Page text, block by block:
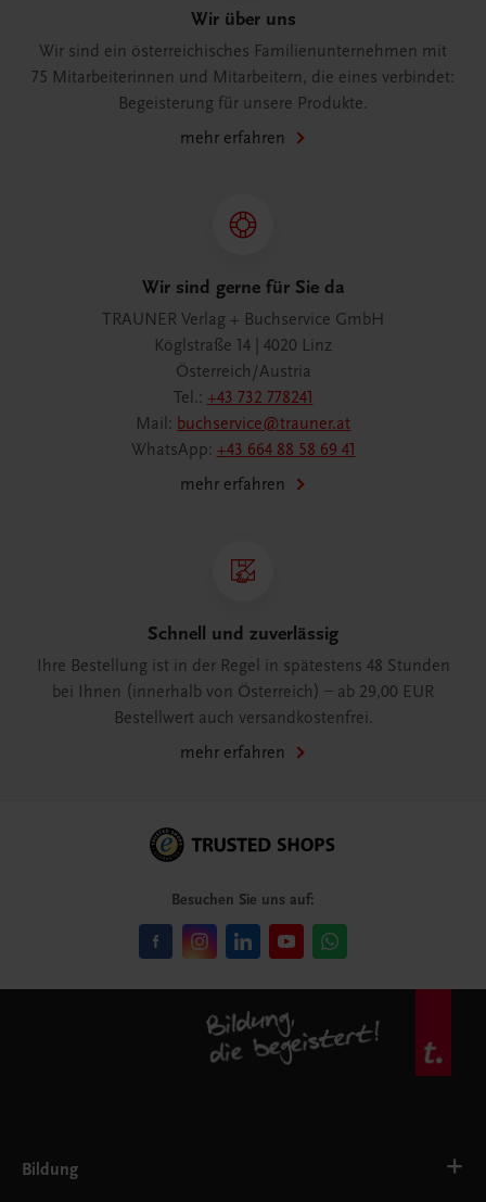
Wir über uns
Wir sind ein österreichisches Familienunternehmen mit
75 Mitarbeiterinnen und Mitarbeitern, die eines verbindet:
Begeisterung für unsere Produkte.
mehr erfahren
Wir sind gerne für Sie da
TRAUNER Verlag + Buchservice GmbH
Köglstraße 14 | 4020 Linz
Österreich/Austria
Tel.: +43 732 778241
Mail: buchservice@trauner.at
WhatsApp: +43 664 88 58 69 41
mehr erfahren
Schnell und zuverlässig
Ihre Bestellung ist in der Regel in spätestens 48 Stunden
bei Ihnen (innerhalb von Österreich) – ab 29,00 EUR
Bestellwert auch versandkostenfrei.
mehr erfahren
Besuchen Sie uns auf:
Bildung